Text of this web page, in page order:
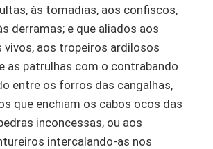
às tomadias, aos confiscos,
derramas; e que aliados aos
vivos, aos tropeiros ardilosos
as patrulhas com o contrabando
entre os forros das cangalhas,
que enchiam os cabos ocos das
inconcessas, ou aos
intercalando-as nos